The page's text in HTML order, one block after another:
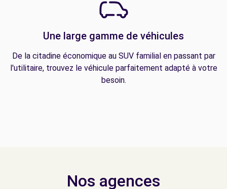
Une large gamme de véhicules
De la citadine économique au SUV familial en passant par
l'utilitaire, trouvez le véhicule parfaitement adapté à votre
besoin.
Nos agences